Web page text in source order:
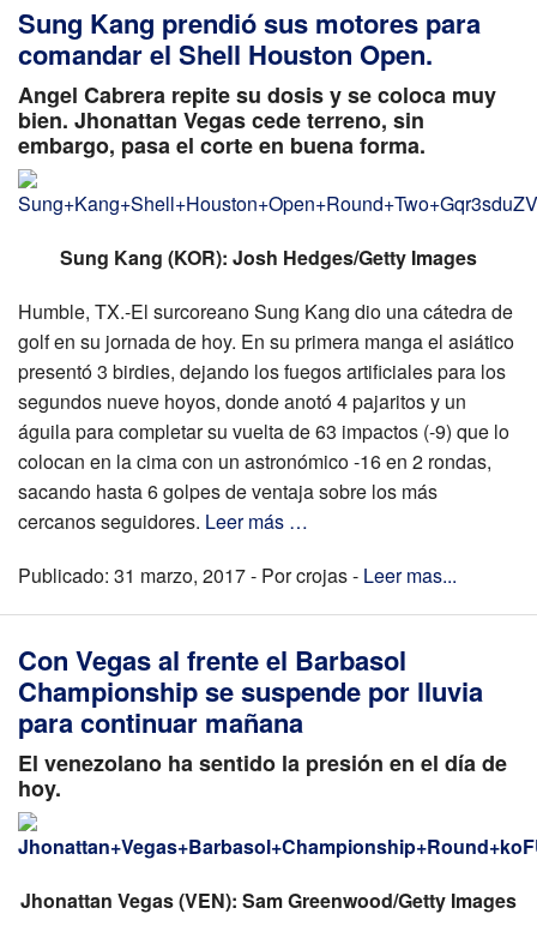
Sung Kang prendió sus motores para
comandar el Shell Houston Open.
Angel Cabrera repite su dosis y se coloca muy
bien. Jhonattan Vegas cede terreno, sin
embargo, pasa el corte en buena forma.
Sung Kang (KOR): Josh Hedges/Getty Images
Humble, TX.-El surcoreano Sung Kang dio una cátedra de
golf en su jornada de hoy. En su primera manga el asiático
presentó 3 birdies, dejando los fuegos artificiales para los
segundos nueve hoyos, donde anotó 4 pajaritos y un
águila para completar su vuelta de 63 impactos (-9) que lo
colocan en la cima con un astronómico -16 en 2 rondas,
sacando hasta 6 golpes de ventaja sobre los más
cercanos seguidores. Leer más …
Publicado: 31 marzo, 2017 - Por crojas - Leer mas...
Con Vegas al frente el Barbasol
Championship se suspende por lluvia
para continuar mañana
El venezolano ha sentido la presión en el día de
hoy.
Jhonattan Vegas (VEN): Sam Greenwood/Getty Images